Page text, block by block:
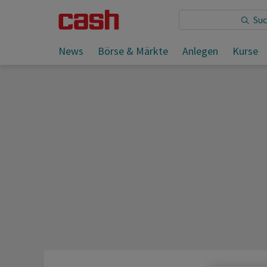
News Börse & Märkte Anlegen Kurse
Sie lesen: